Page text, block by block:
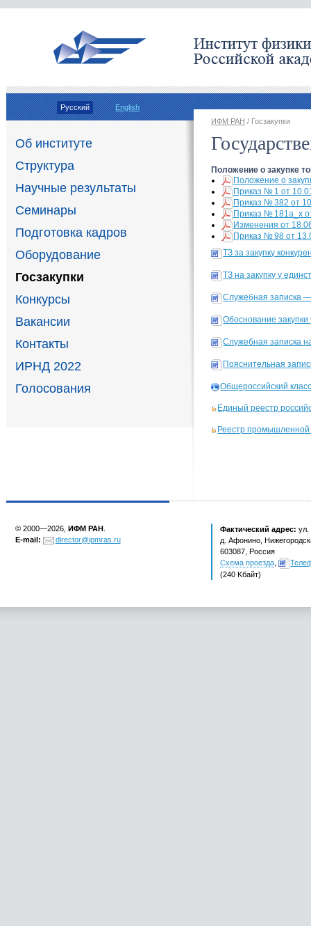
Русский English
Об институте
Структура
Научные результаты
Семинары
Подготовка кадров
Оборудование
Госзакупки
Конкурсы
Вакансии
Контакты
ИРНД 2022
Голосования
ИФМ РАН / Госзакупки
Положение о закупке
Положение о
Приказ № 1 от
Приказ № 382 от
Приказ № 181а_х
Изменения от
Приказ № 98 от
ТЗ за закупку
ТЗ на закупку у
Служебная записка —
Обоснование
Служебная записка
Пояснительная
Общероссийский
Единый реестр
Реестр промышленной
© 2000—2026, ИФМ РАН
E-mail:
director@ipmras.ru
Фактический адрес: ул.
д. Афонино,
603087, Россия
Схема проезда
(240 Kбайт)